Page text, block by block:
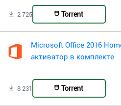
2 725 Torrent
Microsoft Office 2016
активатор в комплекте
8 231 Torrent